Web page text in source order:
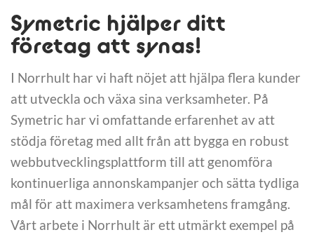
Symetric hjälper ditt
företag att synas!
I Norrhult har vi haft nöjet att hjälpa flera kunder
att utveckla och växa sina verksamheter. På
Symetric har vi omfattande erfarenhet av att
stödja företag med allt från att bygga en robust
webbutvecklingsplattform till att genomföra
kontinuerliga annonskampanjer och sätta tydliga
mål för att maximera verksamhetens framgång.
Vårt arbete i Norrhult är ett utmärkt exempel på